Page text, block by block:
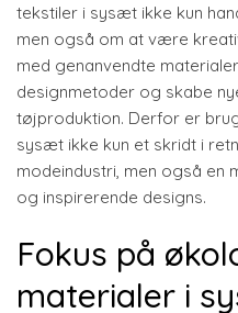
tekstiler i sysæt ikke kun
men også om at være
med genanvendte
designmetoder og skabe
tøjproduktion. Derfor er
sysæt ikke kun et skridt i
modeindustri, men også en
og inspirerende designs.
Fokus på
materialer i